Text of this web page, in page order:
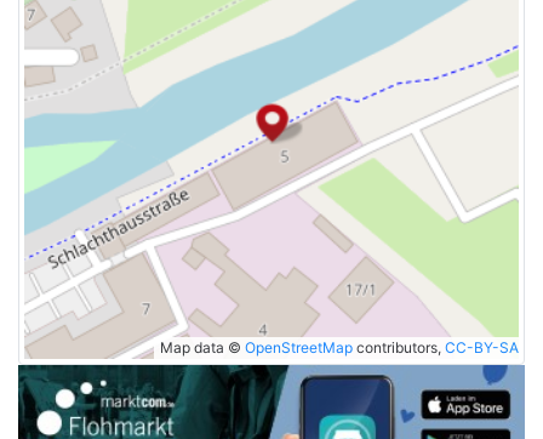
Map data © OpenStreetMap contributors, CC-BY-SA